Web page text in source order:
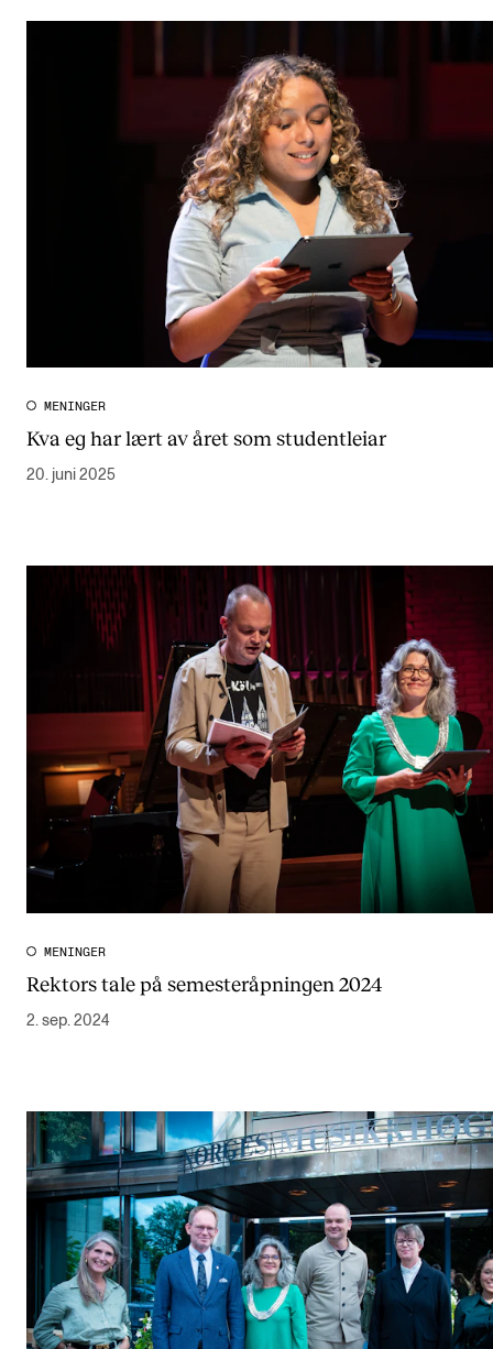
MENINGER
Kva eg har lært av året som studentleiar
20. juni 2025
MENINGER
Rektors tale på semesteråpningen 2024
2. sep. 2024